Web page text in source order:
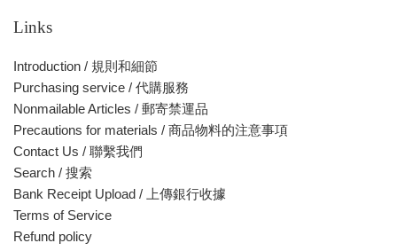
Links
Introduction / 規則和細節
Purchasing service / 代購服務
Nonmailable Articles / 郵寄禁運品
Precautions for materials / 商品物料的注意事項
Contact Us / 聯繫我們
Search / 搜索
Bank Receipt Upload / 上傳銀行收據
Terms of Service
Refund policy